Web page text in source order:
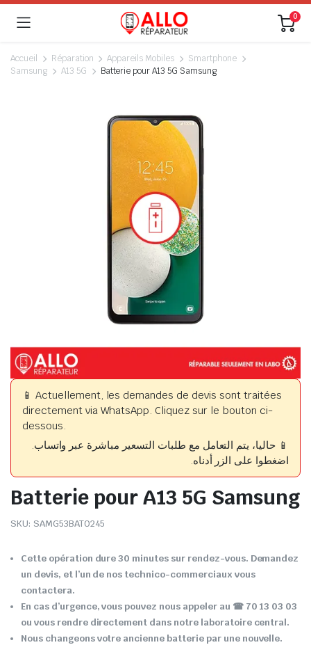
0
Accueil Réparation Appareils Mobiles
Smartphone
Samsung
A13 5G Batterie pour A13 5G Samsung
📱 Actuellement, les demandes de devis sont traitées
directement via WhatsApp. Cliquez sur le bouton ci-
dessous.
📱 حاليا، يتم التعامل مع طلبات التسعير مباشرة عبر واتساب.
اضغطوا على الزر أدناه.
Batterie pour A13 5G Samsung
SKU: SAMG53BAT0245
Cette opération dure 30 minutes sur rendez-vous. Demandez
un devis, et l’un de nos technico-commerciaux vous
contactera.
En cas d’urgence, vous pouvez nous appeler au ☎ 70 13 03 03
ou vous rendre directement dans notre laboratoire central.
Nous changeons votre ancienne batterie par une nouvelle.